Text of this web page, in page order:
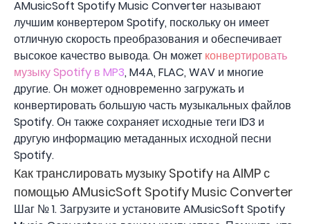
AMusicSoft Spotify Music Converter называют
лучшим конвертером Spotify, поскольку он имеет
отличную скорость преобразования и обеспечивает
высокое качество вывода. Он может конвертировать
музыку Spotify в MP3, M4A, FLAC, WAV и многие
другие. Он может одновременно загружать и
конвертировать большую часть музыкальных файлов
Spotify. Он также сохраняет исходные теги ID3 и
другую информацию метаданных исходной песни
Spotify.
Как транслировать музыку Spotify на AIMP с
помощью AMusicSoft Spotify Music Converter
Шаг № 1. Загрузите и установите AMusicSoft Spotify